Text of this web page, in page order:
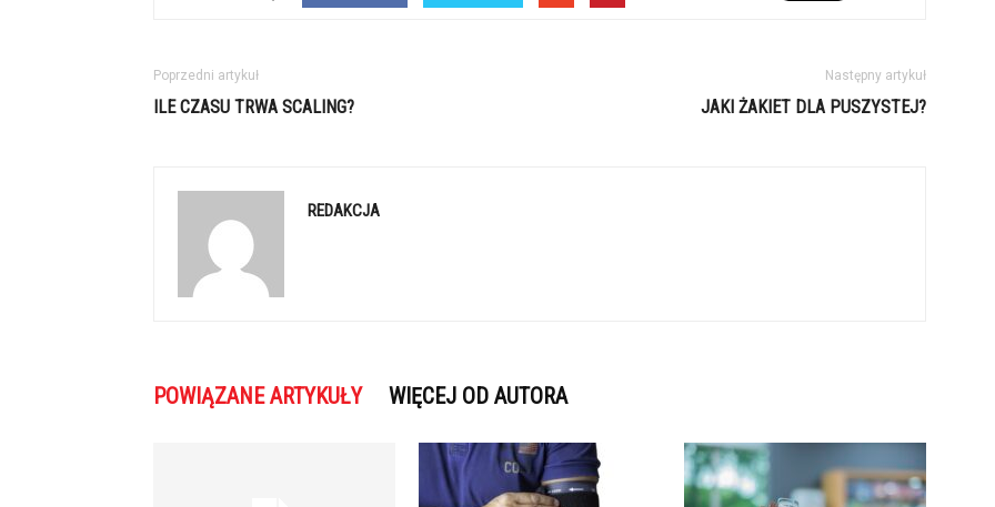
Poprzedni artykuł
ILE CZASU TRWA SCALING?
Następny artykuł
JAKI ŻAKIET DLA PUSZYSTEJ?
REDAKCJA
POWIĄZANE ARTYKUŁY WIĘCEJ OD AUTORA